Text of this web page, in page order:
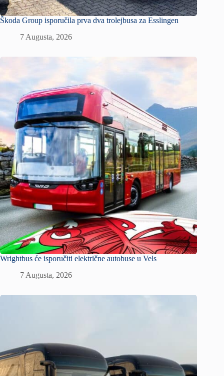
Škoda Group isporučila prva dva trolejbusa za Esslingen
7 Augusta, 2026
Wrightbus će isporučiti električne autobuse u Vels
7 Augusta, 2026